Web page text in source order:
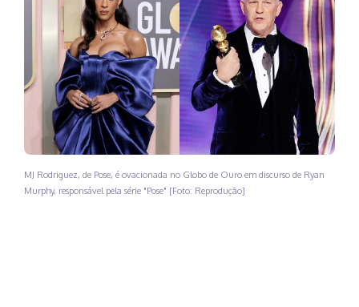
MJ Rodriguez, de Pose, é ovacionada no Globo de Ouro em discurso de Ryan
Murphy, responsável pela série "Pose" [Foto: Reprodução]